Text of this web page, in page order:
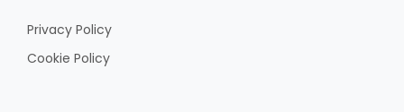
Privacy Policy
Cookie Policy